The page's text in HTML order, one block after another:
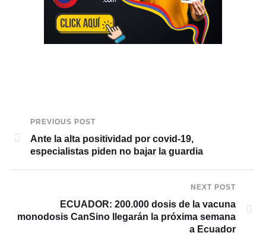
PREVIOUS POST
Ante la alta positividad por covid-19,
especialistas piden no bajar la guardia
NEXT POST
ECUADOR: 200.000 dosis de la vacuna
monodosis CanSino llegarán la próxima semana
a Ecuador